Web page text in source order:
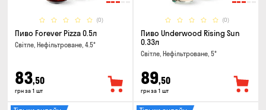
(0)
Пиво Forever Pizza 0.5л
Світле, Нефільтроване, 4.5°
83,50
грн за 1 шт
(0)
Пиво Underwood Rising Sun
0.33л
Світле, Нефільтроване, 5°
89,50
грн за 1 шт